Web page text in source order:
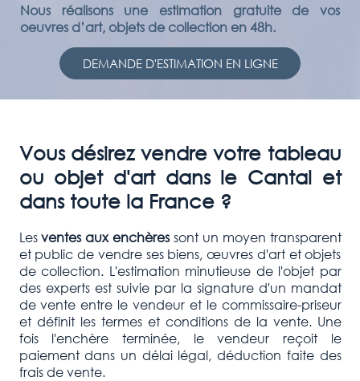
Nous réalisons une estimation gratuite de vos
oeuvres d’art, objets de collection en 48h.
DEMANDE D'ESTIMATION EN LIGNE
Vous désirez vendre votre tableau
ou objet d'art dans le Cantal et
dans toute la France ?
Lesventes aux enchères sont un moyen transparent
et public de vendre ses biens, œuvres d'art et objets
de collection. L'estimation minutieuse de l'objet par
des experts est suivie par la signature d'un mandat
de vente entre le vendeur et le commissaire-priseur
et définit les termes et conditions de la vente. Une
fois l'enchère terminée, le vendeur reçoit le
paiement dans un délai légal, déduction faite des
frais de vente.